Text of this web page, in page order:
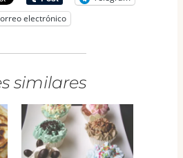
electrónico
similares